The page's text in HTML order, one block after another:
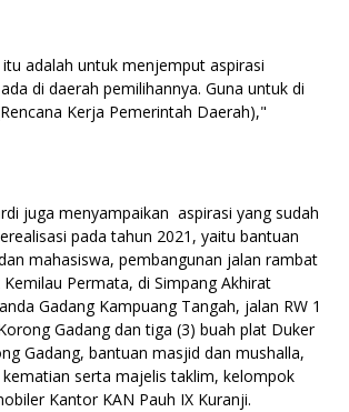
adalah untuk menjemput aspirasi
di daerah pemilihannya. Guna untuk di
Kerja Pemerintah Daerah),"
juga menyampaikan aspirasi yang sudah
pada tahun 2021, yaitu bantuan
mahasiswa, pembangunan jalan rambat
Permata, di Simpang Akhirat
Gadang Kampuang Tangah, jalan RW 1
Gadang dan tiga (3) buah plat Duker
Gadang, bantuan masjid dan mushalla,
kematian serta majelis taklim, kelompok
Kantor KAN Pauh IX Kuranji.